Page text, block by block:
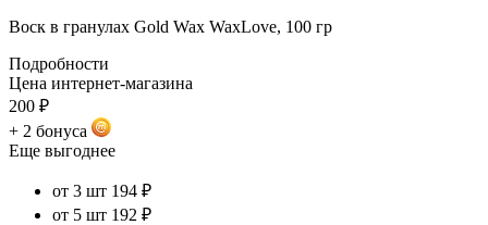
Воск в гранулах Gold Wax WaxLove, 100 гр
Подробности
Цена интернет-магазина
200 ₽
+ 2 бонуса
Еще выгоднее
от 3 шт 194 ₽
от 5 шт 192 ₽